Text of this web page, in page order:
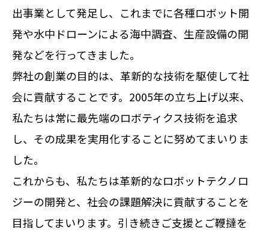
出事業として発足し、これまでに各種ロボット開
発や水中ドローンによる海中調査、生産設備の開
発などを行ってきました。
弊社の創業の目的は、革新的な技術を駆使して社
会に貢献することです。2005年の立ち上げ以来、
私たちは常に最先端のロボティクス技術を追求
し、その成果を実用化することに努めてまいりま
した。
これからも、私たちは革新的なロボットテクノロ
ジーの開発と、社会の課題解決に貢献することを
目指してまいります。引き続きご支援とご鞭撻を